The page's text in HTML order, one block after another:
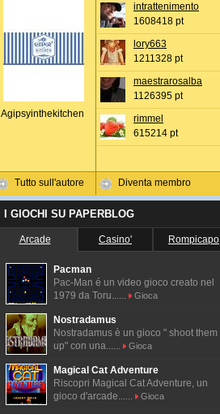
Agipsyinthekitchen
Tutto sull'autore
intrattenimento
1608418 pt
lory663
1211328 pt
maestrarosalba
1126395 pt
rimmel
615214 pt
Diventa membro
I GIOCHI SU PAPERBLOG
Arcade Casino' Rompicapo
Pacman
Pac-Man é un video gioco creato nel
1979 da Toru......
Gioca
Nostradamus
Nostradamus è un gioco " shoot them
up" con una......
Gioca
Magical Cat Adventure
Riscopri Magical Cat Adventure, un
gioco d'arcade......
Gioca